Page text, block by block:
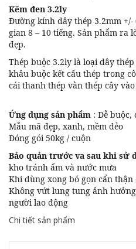
Kẽm đen 3.2ly
Đường kính dây thép 3.2mm
gian 8 – 10 tiếng. Sản phẩm ra
đẹp.
Thép buộc 3.2ly là loại dây
khâu buộc kết cấu thép trong
cái thanh thép vằn thép cây
Ứng dụng sản phẩm : Dễ
Mẫu mã đẹp, xanh, mềm dẻo
Đóng gói 50kg / cuộn
Bảo quản trước va sau khi sử
kho tránh ẩm và nước mưa
Khi dùng xong bó gọn cẩn
Không vứt lung tung ảnh
người lao động
Chi tiết sản phẩm